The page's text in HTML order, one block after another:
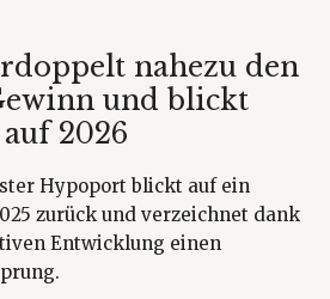
nahezu den
und blickt
2026
Hypoport blickt auf ein
zurück und verzeichnet dank
Entwicklung einen